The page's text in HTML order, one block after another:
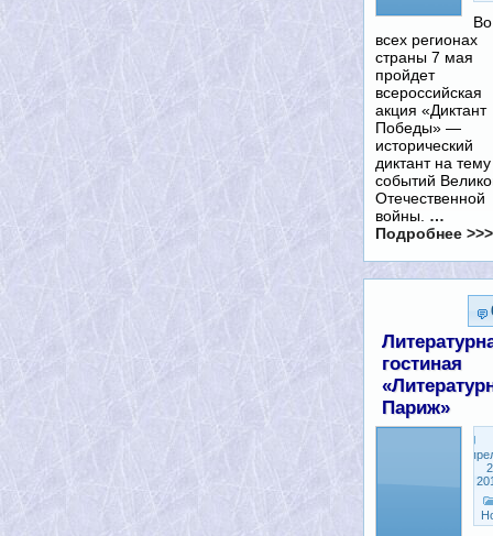
Во
всех регионах
страны 7 мая
пройдет
всероссийская
акция «Диктант
Победы» —
исторический
диктант на тему
событий
Отечественной
войны. …
Подробнее >>>
гостиная
Париж»